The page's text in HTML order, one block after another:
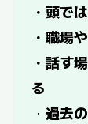
・頭で
・職場
・話す
る
・過去